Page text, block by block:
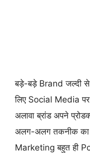
बड़े-बड़े Brand जल्दी
लिए Social Media पर
अलावा ब्रांड अपने
अलग-अलग तकनीक का
Marketing बहुत ही